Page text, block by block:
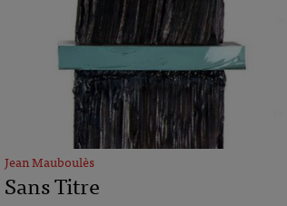
Jean Mauboulès
Sans Titre